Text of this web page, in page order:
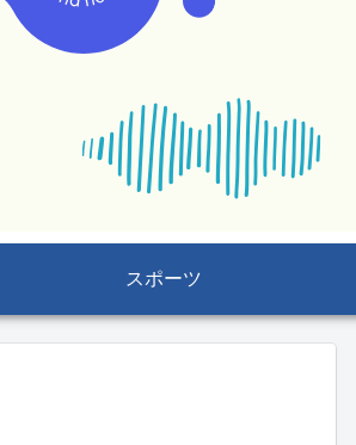
スポーツ